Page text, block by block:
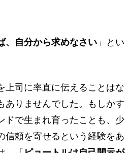
、自分から求めなさい 」とい
司に率直に伝えることはな
ありませんでした。もしかす
ドで生まれ育ったことも、少
信頼を寄せるという経験をあ